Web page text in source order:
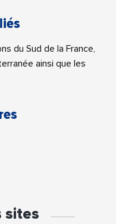
du Sud de la France,
ainsi que les
sites